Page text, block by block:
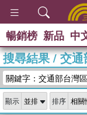
暢銷榜 新品 中
搜尋結果/交通
關鍵字：交通部台灣
顯示 排序